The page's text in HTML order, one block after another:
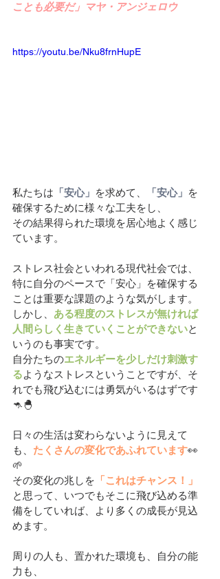
ことも必要だ」マヤ・アンジェロウ
https://youtu.be/Nku8frnHupE
私たちは 「安心」 を求めて、 「安心」 を
確保するために様々な工夫をし、
その結果得られた環境を居心地よく感じ
ています。
ストレス社会といわれる現代社会では、
特に自分のペースで「安心」を確保する
ことは重要な課題のような気がします。
しかし、 ある程度のストレスが無ければ
人間らしく生きていくことができないと
いうのも事実です。
自分たちのエネルギーを少しだけ刺激す
るようなストレスということですが、そ
れでも飛び込むには勇気がいるはずです
🦘🐣
日々の生活は変わらないように見えて
も、 たくさんの変化であふれています👀
🌱
その変化の兆しを 「これはチャンス！」
と思って、いつでもそこに飛び込める準
備をしていれば、より多くの成長が見込
めます。
周りの人も、置かれた環境も、自分の能
力も、